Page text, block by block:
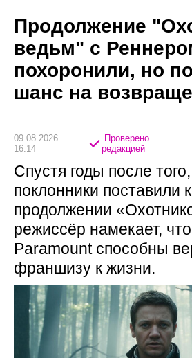
Продолжение
ведьм" с
похоронили, но
шанс на
09.08.2026
16:14
Проверено
редакцией
Спустя годы после
поклонники поставили
продолжении
режиссёр намекает,
Paramount способны
франшизу к жизни.